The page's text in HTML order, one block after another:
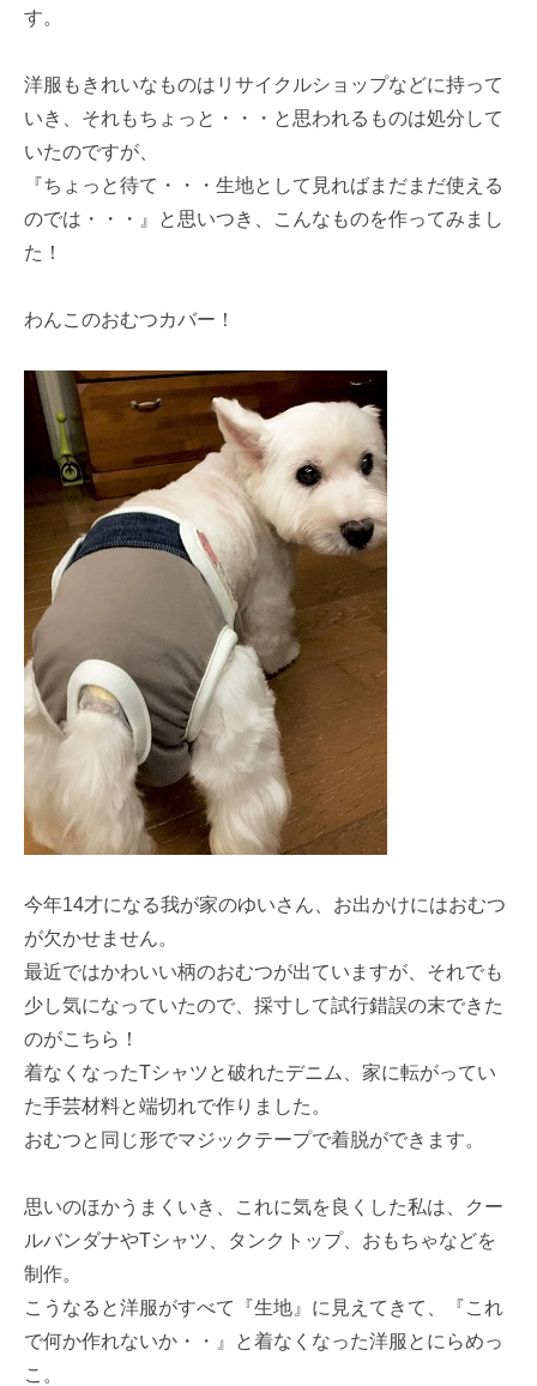
す。
洋服もきれいなものはリサイクルショップなどに持って
いき、それもちょっと・・・と思われるものは処分して
いたのですが、
『ちょっと待て・・・生地として見ればまだまだ使える
のでは・・・』と思いつき、こんなものを作ってみまし
た！
わんこのおむつカバー！
今年14才になる我が家のゆいさん、お出かけにはおむつ
が欠かせません。
最近ではかわいい柄のおむつが出ていますが、それでも
少し気になっていたので、採寸して試行錯誤の末できた
のがこちら！
着なくなったTシャツと破れたデニム、家に転がってい
た手芸材料と端切れで作りました。
おむつと同じ形でマジックテープで着脱ができます。
思いのほかうまくいき、これに気を良くした私は、クー
ルバンダナやTシャツ、タンクトップ、おもちゃなどを
制作。
こうなると洋服がすべて『生地』に見えてきて、『これ
で何か作れないか・・』と着なくなった洋服とにらめっ
こ。